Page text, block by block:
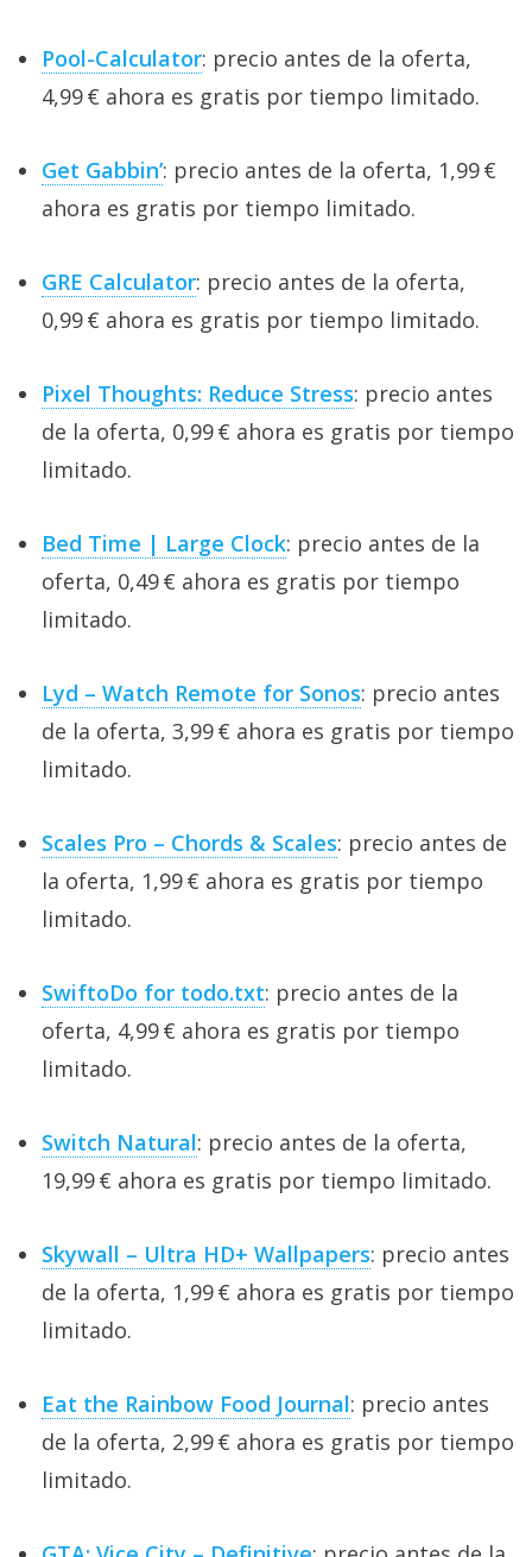
Pool-Calculator: precio antes de la oferta,
4,99 € ahora es gratis por tiempo limitado.
Get Gabbin’: precio antes de la oferta, 1,99 €
ahora es gratis por tiempo limitado.
GRE Calculator: precio antes de la oferta,
0,99 € ahora es gratis por tiempo limitado.
Pixel Thoughts: Reduce Stress: precio antes
de la oferta, 0,99 € ahora es gratis por tiempo
limitado.
Bed Time | Large Clock: precio antes de la
oferta, 0,49 € ahora es gratis por tiempo
limitado.
Lyd – Watch Remote for Sonos: precio antes
de la oferta, 3,99 € ahora es gratis por tiempo
limitado.
Scales Pro – Chords & Scales: precio antes de
la oferta, 1,99 € ahora es gratis por tiempo
limitado.
SwiftoDo for todo.txt: precio antes de la
oferta, 4,99 € ahora es gratis por tiempo
limitado.
Switch Natural: precio antes de la oferta,
19,99 € ahora es gratis por tiempo limitado.
Skywall – Ultra HD+ Wallpapers: precio antes
de la oferta, 1,99 € ahora es gratis por tiempo
limitado.
Eat the Rainbow Food Journal: precio antes
de la oferta, 2,99 € ahora es gratis por tiempo
limitado.